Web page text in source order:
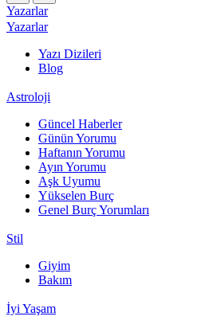
Yazarlar
Yazarlar
Yazı Dizileri
Blog
Astroloji
Güncel Haberler
Günün Yorumu
Haftanın Yorumu
Ayın Yorumu
Aşk Uyumu
Yükselen Burç
Genel Burç Yorumları
Stil
Giyim
Bakım
İyi Yaşam